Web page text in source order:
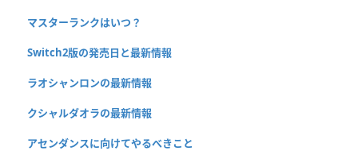
マスターランクはいつ？
Switch2版の発売日と最新情報
ラオシャンロンの最新情報
クシャルダオラの最新情報
アセンダンスに向けてやるべきこと